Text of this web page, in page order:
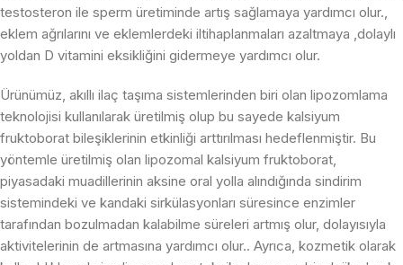
testosteron ile sperm üretiminde artış sağlamaya yardımcı olur.,
eklem ağrılarını ve eklemlerdeki iltihaplanmaları azaltmaya ,dolaylı
yoldan D vitamini eksikliğini gidermeye yardımcı olur.
Ürünümüz, akıllı ilaç taşıma sistemlerinden biri olan lipozomlama
teknolojisi kullanılarak üretilmiş olup bu sayede kalsiyum
fruktoborat bileşiklerinin etkinliği arttırılması hedeflenmiştir. Bu
yöntemle üretilmiş olan lipozomal kalsiyum fruktoborat,
piyasadaki muadillerinin aksine oral yolla alındığında sindirim
sistemindeki ve kandaki sirkülasyonları süresince enzimler
tarafından bozulmadan kalabilme süreleri artmış olur, dolayısıyla
aktivitelerinin de artmasına yardımcı olur.. Ayrıca, kozmetik olarak